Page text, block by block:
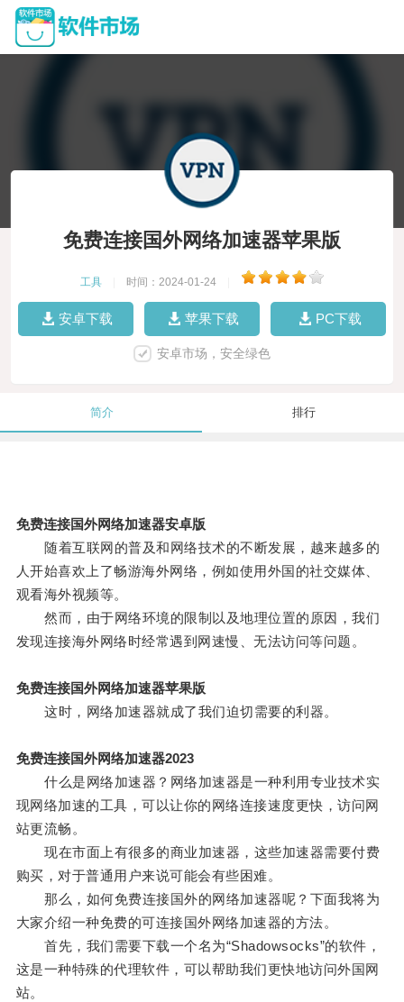
免费连接国外网络加速器苹果版
工具 时间：2024-01-24
安卓下载 苹果下载 PC下载
安卓市场，安全绿色
简介 排行
免费连接国外网络加速器安卓版
随着互联网的普及和网络技术的不断发展，越来越多的
人开始喜欢上了畅游海外网络，例如使用外国的社交媒体、
观看海外视频等。
然而，由于网络环境的限制以及地理位置的原因，我们
发现连接海外网络时经常遇到网速慢、无法访问等问题。
免费连接国外网络加速器苹果版
这时，网络加速器就成了我们迫切需要的利器。
免费连接国外网络加速器2023
什么是网络加速器？网络加速器是一种利用专业技术实
现网络加速的工具，可以让你的网络连接速度更快，访问网
站更流畅。
现在市面上有很多的商业加速器，这些加速器需要付费
购买，对于普通用户来说可能会有些困难。
那么，如何免费连接国外的网络加速器呢？下面我将为
大家介绍一种免费的可连接国外网络加速器的方法。
首先，我们需要下载一个名为“Shadowsocks”的软件，
这是一种特殊的代理软件，可以帮助我们更快地访问外国网
站。